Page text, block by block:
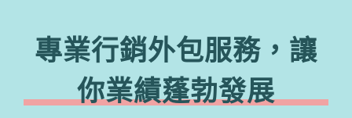
專業行銷外包服務，讓
你業績蓬勃發展